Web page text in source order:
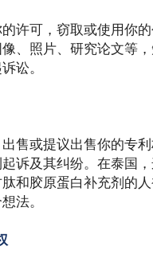
许可，窃取或使用你的
、照片、研究论文等
讼。
售或提议出售你的专
诉及其纠纷。在泰国
和胶原蛋白补充剂的
法。